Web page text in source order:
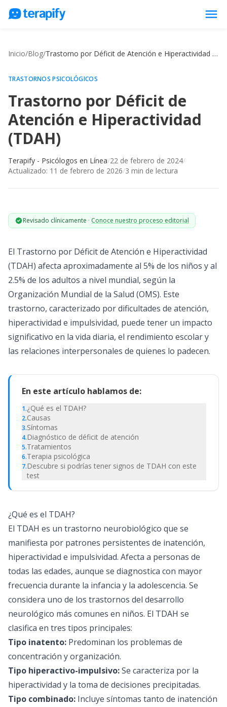
menu
Opiniones
Empresas
Preguntas frecuentes
Blog
Inicio/Blog/ Trastorno por Déficit de Atención e Hiperactividad (TDAH)
TRASTORNOS PSICOLÓGICOS
Trastorno por Déficit de
Atención e Hiperactividad
(TDAH)
Terapify - Psicólogos en Línea/22 de febrero de 2024/
Actualizado: 11 de febrero de 2026/3 min de lectura
Revisado clínicamente · Conoce nuestro proceso editorial
El Trastorno por Déficit de Atención e Hiperactividad
(TDAH) afecta aproximadamente al 5% de los niños y al
2.5% de los adultos a nivel mundial, según la
Organización Mundial de la Salud (OMS). Este
trastorno, caracterizado por dificultades de atención,
hiperactividad e impulsividad, puede tener un impacto
significativo en la vida diaria, el rendimiento escolar y
las relaciones interpersonales de quienes lo padecen.
En este artículo hablamos de:
1.¿Qué es el TDAH?
2.Causas
3.Síntomas
4.Diagnóstico de déficit de atención
5.Tratamientos
6.Terapia psicológica
7.Descubre si podrías tener signos de TDAH con este
test
¿Qué es el TDAH?
El TDAH es un trastorno neurobiológico que se
manifiesta por patrones persistentes de inatención,
hiperactividad e impulsividad. Afecta a personas de
todas las edades, aunque se diagnostica con mayor
frecuencia durante la infancia y la adolescencia. Se
considera uno de los trastornos del desarrollo
neurológico más comunes en niños. El TDAH se
clasifica en tres tipos principales:
Tipo inatento: Predominan los problemas de
concentración y organización.
Tipo hiperactivo-impulsivo:Se caracteriza por la
hiperactividad y la toma de decisiones precipitadas.
Tipo combinado: Incluye síntomas tanto de inatención